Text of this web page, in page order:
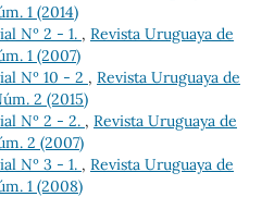
1 (2014)
Nº 2 - 1. , Revista Uruguaya de
1 (2007)
Nº 10 - 2 , Revista Uruguaya de
2 (2015)
Nº 2 - 2. , Revista Uruguaya de
2 (2007)
Nº 3 - 1. , Revista Uruguaya de
1 (2008)